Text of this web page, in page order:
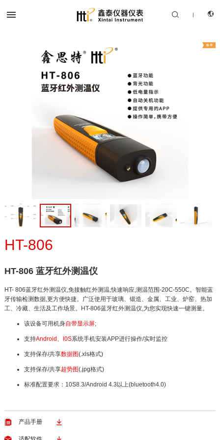
解决方案
服务支持
关于我们
 | 
HT-806
HT-806 蓝牙红外测温仪
HT- 806蓝牙红外测温仪,免接触红外测温,快速响应,测温范围-20C-550C。智能蓝
牙传输检测数据,更方便快捷。广泛使用于玻璃、锻造、金属、工业、炉窑、热加
工、冷藏、生活及工作场景。HT-806蓝牙红外测温仪,为您实现快速一键测量。
该设备可用机身自带显示屏;
支持Android、l0S系统手机安装APP进行操作/实时监控
支持保存/共享数据图(. xls格式)
支持保存/共享超势图(.jpg格式)
标准配置要求：10S8.3/Android 4.3以上(bluetooth4.0)
 产品手册 